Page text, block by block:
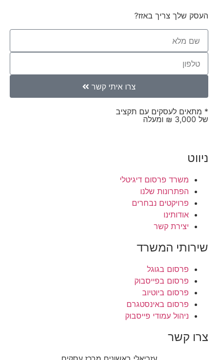
העסק שלך צריך באזז?
צרו איתי קשר
* מתאים לעסקים עם תקציב
של 3,000 ₪ ומעלה
ניווט
משרד פרסום דיגיטלי
הפתרונות שלנו
פרויקטים נבחרים
אודותינו
יצירת קשר
שירותי המשרד
פרסום בגוגל
פרסום בפייסבוק
פרסום ביוטיוב
פרסום באינסטגרם
ניהול עמודי פייסבוק
צרו קשר